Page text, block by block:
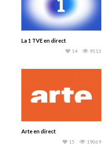
La 1 TVE en direct
9513
14
Arte en direct
19069
15